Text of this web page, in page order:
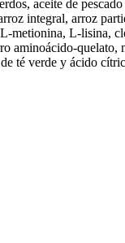
aceite de
integral, arroz
metionina, L-lisina,
aminoácido-quelato,
té verde y ácido